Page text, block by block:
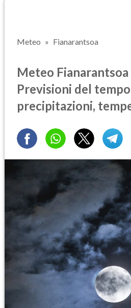
Meteo Fianarantsoa
Meteo
Previsioni del
precipitazioni,